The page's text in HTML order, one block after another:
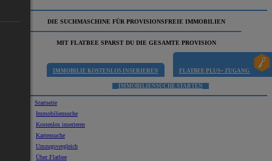
DIE SUCHMASCHINE FÜR PROVISIONSFREIE IMMOBILIEN
MIT FLATBEE SPARST DU DIE GESAMTE PROVISION
IMMOBILIE KOSTENLOS INSERIEREN FLATBEE PLUS+ ZUGANG
IMMOBILIENSUCHE STARTEN
Startseite
Immobiliensuche
Kostenlos inserieren
Kartensuche
Umzugsvergleich
Über Flatbee